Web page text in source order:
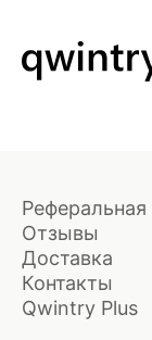
Отзывы
Доставка
Контакты
Qwintry Plus